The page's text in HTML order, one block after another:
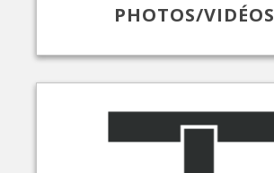
PHOTOS/VIDÉOS